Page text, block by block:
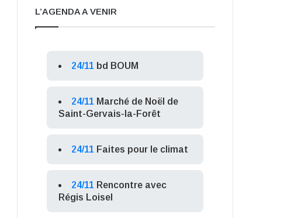
L’AGENDA A VENIR
24/11 bd BOUM
24/11 Marché de Noël de
Saint-Gervais-la-Forêt
24/11 Faites pour le climat
24/11 Rencontre avec
Régis Loisel